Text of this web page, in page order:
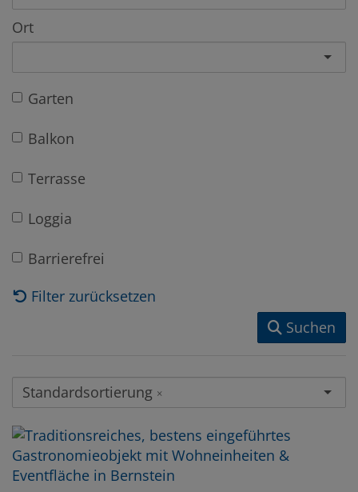
Ort
Garten
Balkon
Terrasse
Loggia
Barrierefrei
Filter zurücksetzen
Suchen
Standardsortierung ×